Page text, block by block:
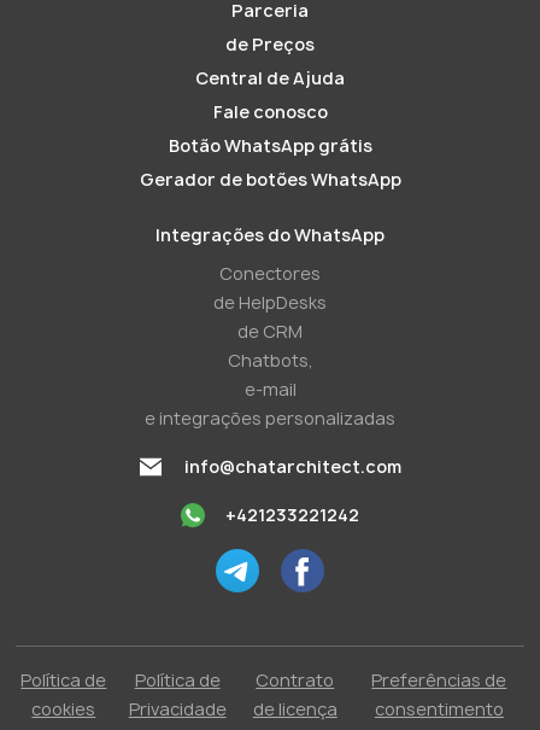
Parceria
de Preços
Central de Ajuda
Fale conosco
Botão WhatsApp grátis
Gerador de botões WhatsApp
Integrações do WhatsApp
Conectores
de HelpDesks
de CRM
Chatbots,
e-mail
e integrações personalizadas
info@chatarchitect.com
+421233221242
Política de
cookies
Política de
Privacidade
Contrato
de licença
Preferências de
consentimento